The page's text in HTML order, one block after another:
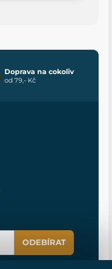
Doprava na cokoliv
od 79,- Kč
ODEBÍRAT